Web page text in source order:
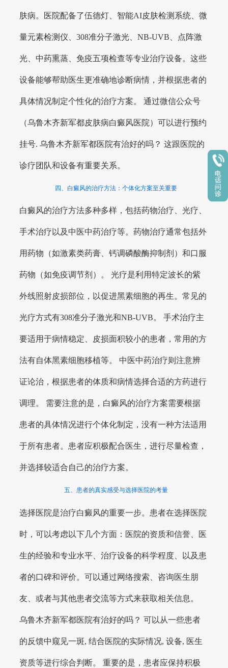
肤病。医院配备了伍德灯、智能AI皮肤检测系统、微
量元素检测仪、308准分子激光、NB-UVB、点阵激
光、中药熏蒸、免疫五项检查等专业治疗设备。这些
设备能够帮助医生更准确地诊断病情，并根据患者的
具体情况制定个性化的治疗方案。 通过微信公众号
（乌鲁木齐新军都皮肤病白癜风医院）可以进行预约
挂号. 乌鲁木齐新军都医院有治好的吗？ 这跟医院的
诊疗团队和设备有重要关系。
四、白癜风的治疗方法：个体化方案至关重要
白癜风的治疗方法多种多样，包括药物治疗、光疗、
手术治疗以及中医中药治疗等。药物治疗通常包括外
用药物（如激素类药膏、钙调磷酸酶抑制剂）和口服
药物（如免疫调节剂）。 光疗是利用特定波长的紫
外线照射皮损部位，以促进黑素细胞的再生。常见的
光疗方式有308准分子激光和NB-UVB。 手术治疗主
要适用于病情稳定、皮损面积较小的患者，常用的方
法有自体黑素细胞移植等。 中医中药治疗则注意辨
证论治，根据患者的体质和病情选择合适的方药进行
调理。 需要注意的是，白癜风的治疗方案需要根据
患者的具体情况进行个体化制定，没有一种方法适用
于所有患者。患者应积极配合医生，进行尽量检查，
并选择较适合自己的治疗方案。
五、患者的真实感受与选择医院的考量
选择医院是治疗白癜风的重要一步。患者在选择医院
时，可以考虑以下几个方面：医院的资质和信誉、医
生的经验和专业水平、治疗设备的科学程度、以及患
者的口碑和评价。可以通过网络搜索、咨询医生朋
友、或者与其他患者交流等方式来获取相关信息。
乌鲁木齐新军都医院有治好的吗？ 可以从一些患者
的反馈中窥见一斑, 结合医院的实际情况, 设备, 医生
资质等进行综合判断。 重要的是，患者应保持积极